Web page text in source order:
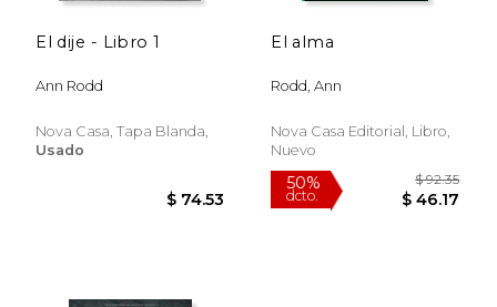
dcto. dcto.
El dije - Libro 1
Ann Rodd
Nova Casa, Tapa Blanda,
Usado
El alma
Rodd, Ann
Nova Casa Editorial, Libro,
Nuevo